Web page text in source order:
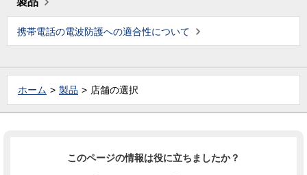
携帯電話の電波防護への適合性について
ホーム 製品 店舗の選択
このページの情報は役に立ちましたか？